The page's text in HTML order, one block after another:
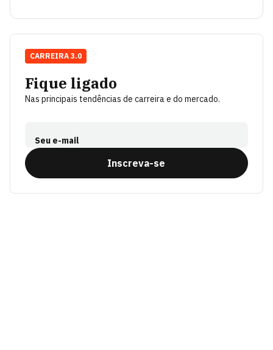
Fique ligado
Nas principais tendências de carreira e do mercado.
Seu e-mail
Inscreva-se
CARREIRA 3.0